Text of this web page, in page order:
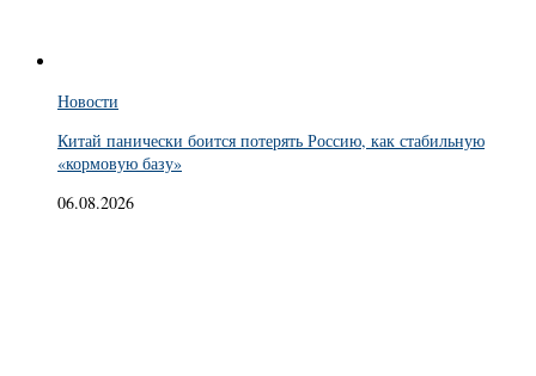
Новости
Китай панически боится потерять Россию, как стабильную
«кормовую базу»
06.08.2026